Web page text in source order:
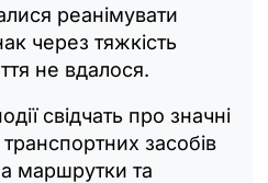
реанімувати
через тяжкість
не вдалося.
свідчать про значні
засобів
маршрутки та